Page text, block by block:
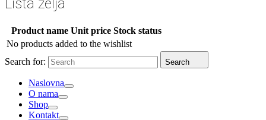
Lista želja
Product name Unit price Stock status
No products added to the wishlist
Search for:
Search
Naslovna
O nama
Shop
Kontakt